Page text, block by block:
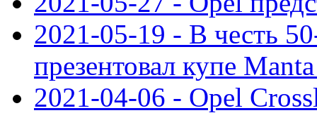
2021-05-19 - В честь
презентовал купе
2021-04-06 - Opel